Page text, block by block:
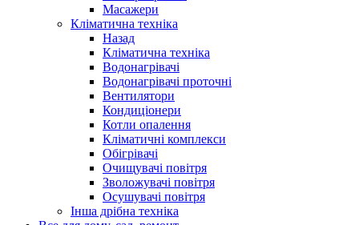
Масажери
Кліматична техніка
Назад
Кліматична техніка
Водонагрівачі
Водонагрівачі проточні
Вентилятори
Кондиціонери
Котли опалення
Кліматичні комплекси
Обігрівачі
Очищувачі повітря
Зволожувачі повітря
Осушувачі повітря
Інша дрібна техніка